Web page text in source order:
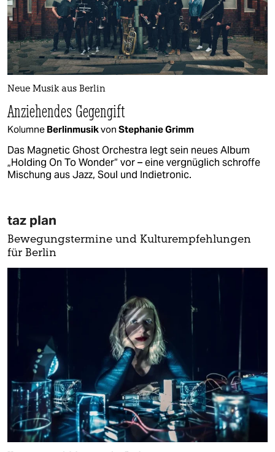
Neue Musik aus Berlin
Anziehendes Gegengift
Kolumne Berlinmusikvon Stephanie Grimm
Das Magnetic Ghost Orchestra legt sein neues Album
„Holding On To Wonder“ vor – eine vergnüglich schroffe
Mischung aus Jazz, Soul und Indietronic.
taz plan
Bewegungstermine und Kulturempfehlungen
für Berlin